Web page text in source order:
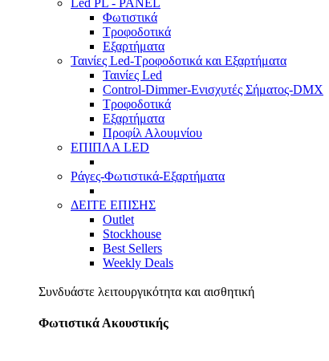
Led PL - PANEL
Φωτιστικά
Τροφοδοτικά
Εξαρτήματα
Ταινίες Led-Τροφοδοτικά και Εξαρτήματα
Ταινίες Led
Control-Dimmer-Ενισχυτές Σήματος-DMX
Τροφοδοτικά
Εξαρτήματα
Προφίλ Αλουμνίου
ΕΠΙΠΛΑ LED
Ράγες-Φωτιστικά-Εξαρτήματα
ΔΕΙΤΕ ΕΠΙΣΗΣ
Outlet
Stockhouse
Best Sellers
Weekly Deals
Συνδυάστε λειτουργικότητα και αισθητική
Φωτιστικά Ακουστικής